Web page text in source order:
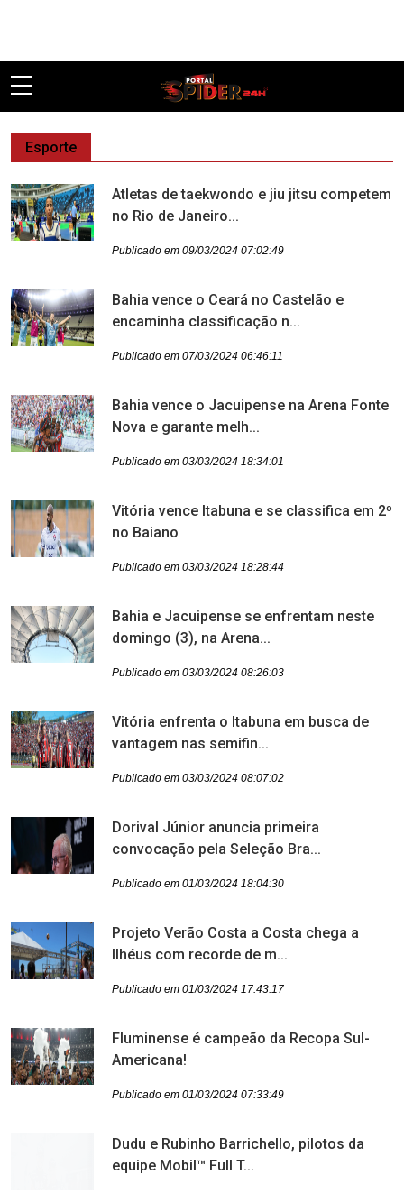
Esporte
Atletas de taekwondo e jiu jitsu competem
no Rio de Janeiro...
Publicado em 09/03/2024 07:02:49
Bahia vence o Ceará no Castelão e
encaminha classificação n...
Publicado em 07/03/2024 06:46:11
Bahia vence o Jacuipense na Arena Fonte
Nova e garante melh...
Publicado em 03/03/2024 18:34:01
Vitória vence Itabuna e se classifica em 2º
no Baiano
Publicado em 03/03/2024 18:28:44
Bahia e Jacuipense se enfrentam neste
domingo (3), na Arena...
Publicado em 03/03/2024 08:26:03
Vitória enfrenta o Itabuna em busca de
vantagem nas semifin...
Publicado em 03/03/2024 08:07:02
Dorival Júnior anuncia primeira
convocação pela Seleção Bra...
Publicado em 01/03/2024 18:04:30
Projeto Verão Costa a Costa chega a
Ilhéus com recorde de m...
Publicado em 01/03/2024 17:43:17
Fluminense é campeão da Recopa Sul-
Americana!
Publicado em 01/03/2024 07:33:49
Dudu e Rubinho Barrichello, pilotos da
equipe Mobil™ Full T...